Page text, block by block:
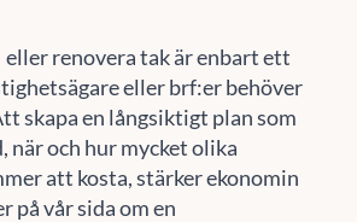
renovera tak är enbart ett
eller brf:er behöver
skapa en långsiktigt plan som
när och hur mycket olika
att kosta, stärker ekonomin
på vår sida om en